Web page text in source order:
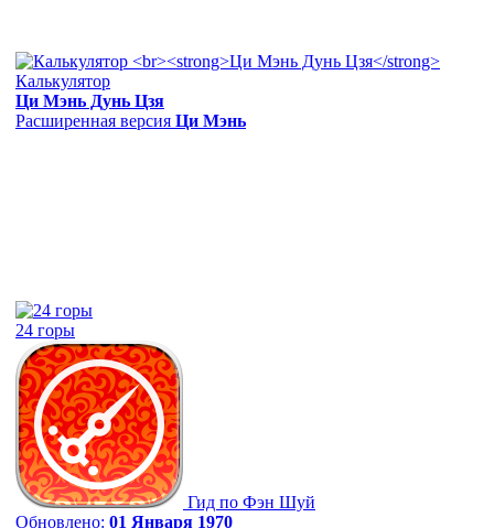
Калькулятор
Ци Мэнь Дунь Цзя
Расширенная версия Ци Мэнь
24 горы
Гид по Фэн Шуй
Обновлено: 01 Января 1970